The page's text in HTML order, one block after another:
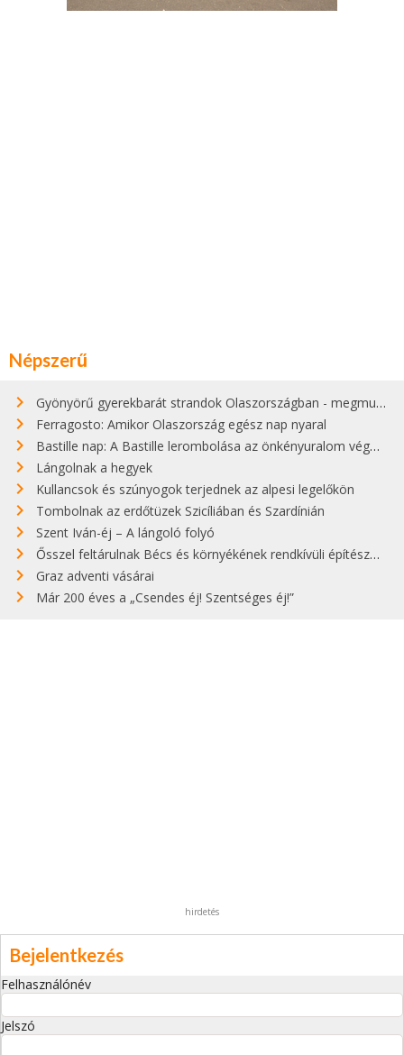
Népszerű
Gyönyörű gyerekbarát strandok Olaszországban - megmutatjuk a 15 legjobbat
Ferragosto: Amikor Olaszország egész nap nyaral
Bastille nap: A Bastille lerombolása az önkényuralom végét jelentette
Lángolnak a hegyek
Kullancsok és szúnyogok terjednek az alpesi legelőkön
Tombolnak az erdőtüzek Szicíliában és Szardínián
Szent Iván-éj – A lángoló folyó
Ősszel feltárulnak Bécs és környékének rendkívüli építészeti kincsei
Graz adventi vásárai
Már 200 éves a „Csendes éj! Szentséges éj!”
hirdetés
Bejelentkezés
Felhasználónév
Jelszó